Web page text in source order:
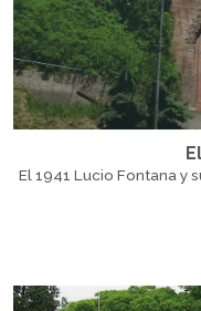
El 1941 Lucio Fontana y